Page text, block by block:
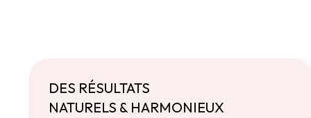
DES RÉSULTATS
NATURELS & HARMONIEUX